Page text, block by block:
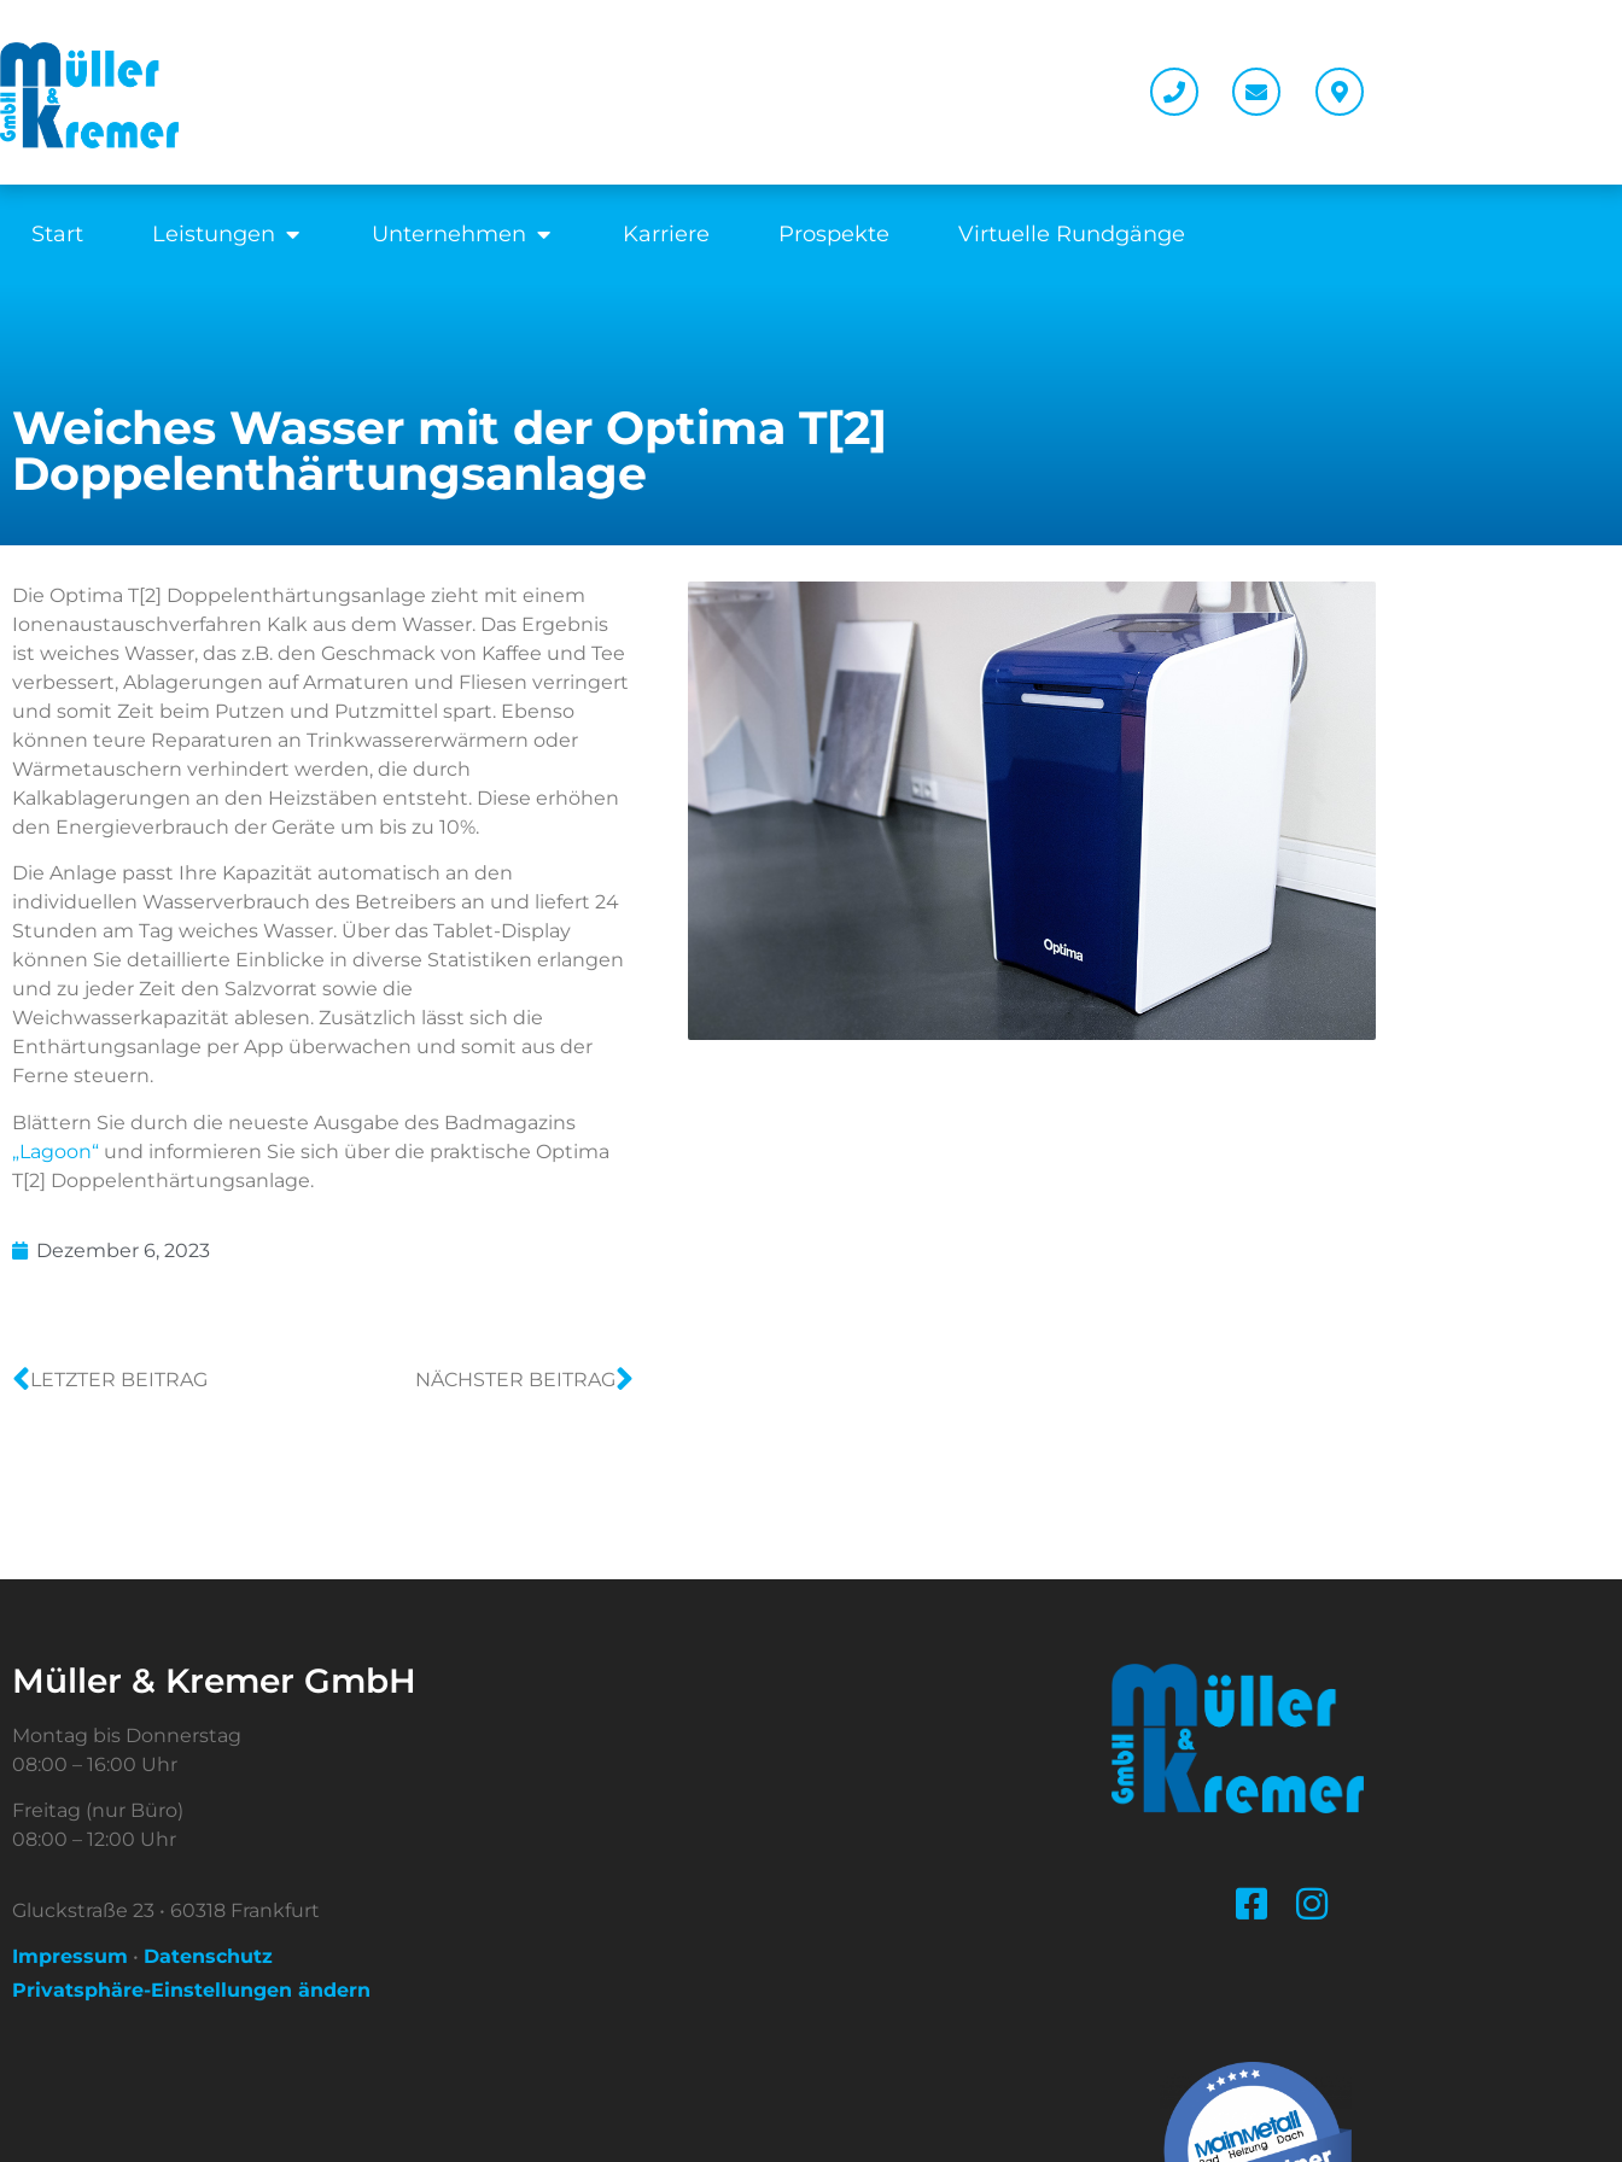
Start Leistungen Unternehmen Karriere Prospekte Virtuelle Rundgänge
Weiches Wasser mit der Optima T[2]
Doppelenthärtungsanlage
Die Optima T[2] Doppelenthärtungsanlage zieht mit einem
Ionenaustauschverfahren Kalk aus dem Wasser. Das Ergebnis
ist weiches Wasser, das z.B. den Geschmack von Kaffee und Tee
verbessert, Ablagerungen auf Armaturen und Fliesen verringert
und somit Zeit beim Putzen und Putzmittel spart. Ebenso
können teure Reparaturen an Trinkwassererwärmern oder
Wärmetauschern verhindert werden, die durch
Kalkablagerungen an den Heizstäben entsteht. Diese erhöhen
den Energieverbrauch der Geräte um bis zu 10%.
Die Anlage passt Ihre Kapazität automatisch an den
individuellen Wasserverbrauch des Betreibers an und liefert 24
Stunden am Tag weiches Wasser. Über das Tablet-Display
können Sie detaillierte Einblicke in diverse Statistiken erlangen
und zu jeder Zeit den Salzvorrat sowie die
Weichwasserkapazität ablesen. Zusätzlich lässt sich die
Enthärtungsanlage per App überwachen und somit aus der
Ferne steuern.
Blättern Sie durch die neueste Ausgabe des Badmagazins
„Lagoon“ und informieren Sie sich über die praktische Optima
T[2] Doppelenthärtungsanlage.
Dezember 6, 2023
LETZTER BEITRAG NÄCHSTER BEITRAG
Müller & Kremer GmbH
Montag bis Donnerstag
08:00 – 16:00 Uhr
Freitag (nur Büro)
08:00 – 12:00 Uhr
Gluckstraße 23 • 60318 Frankfurt
Impressum • Datenschutz
Privatsphäre-Einstellungen ändern